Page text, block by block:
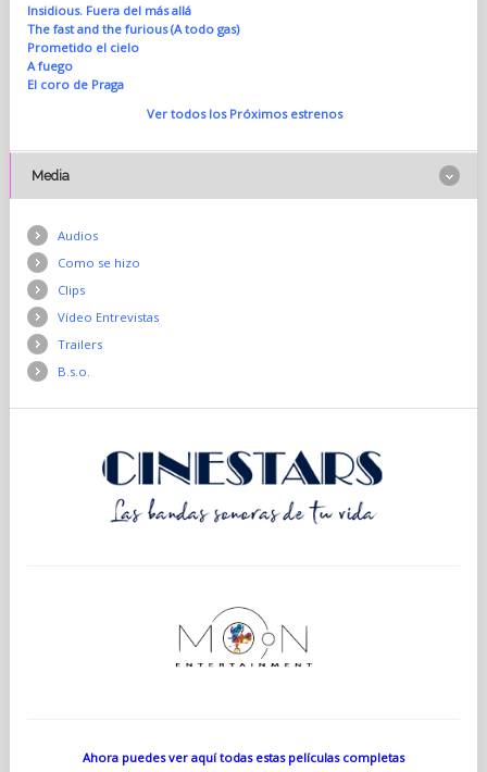
Insidious. Fuera del más allá
The fast and the furious (A todo gas)
Prometido el cielo
A fuego
El coro de Praga
Ver todos los Próximos estrenos
Media
Audios
Como se hizo
Clips
Vídeo Entrevistas
Trailers
B.s.o.
Ahora puedes ver aquí todas estas películas completas